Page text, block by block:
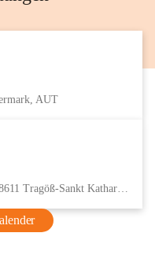
AUT
Sankt Katharein an der Laming 11, 8611 Tragöß-Sankt Katharein, AUT